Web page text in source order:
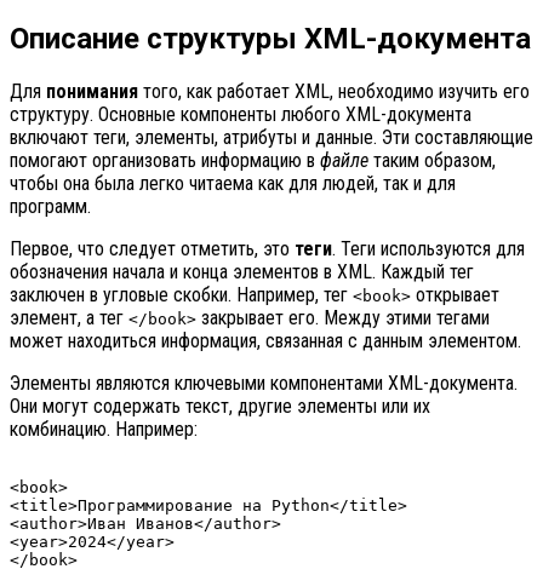
Описание структуры XML-документа
Для понимания того, как работает XML, необходимо изучить его
структуру. Основные компоненты любого XML-документа
включают теги, элементы, атрибуты и данные. Эти составляющие
помогают организовать информацию в файле таким образом,
чтобы она была легко читаема как для людей, так и для
программ.
Первое, что следует отметить, это теги. Теги используются для
обозначения начала и конца элементов в XML. Каждый тег
заключен в угловые скобки. Например, тег <book> открывает
элемент, а тег </book> закрывает его. Между этими тегами
может находиться информация, связанная с данным элементом.
Элементы являются ключевыми компонентами XML-документа.
Они могут содержать текст, другие элементы или их
комбинацию. Например:
<book>
<title>Программирование на Python</title>
<author>Иван Иванов</author>
<year>2024</year>